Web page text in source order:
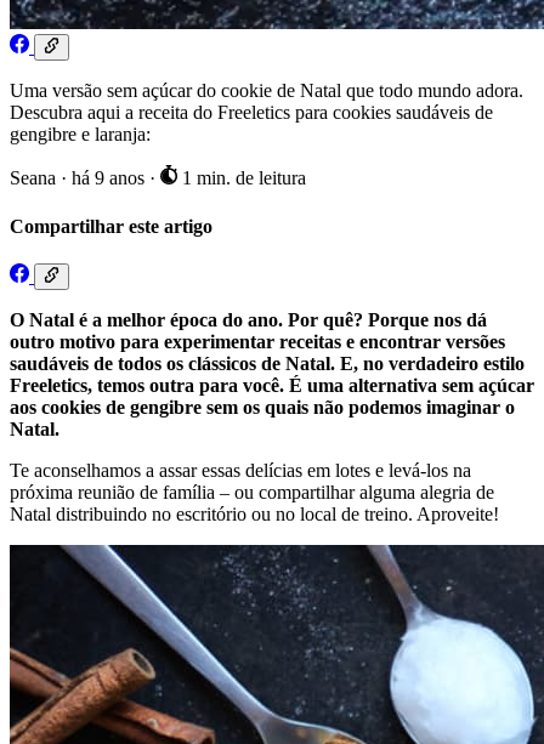
Uma versão sem açúcar do cookie de Natal que todo mundo adora.
Descubra aqui a receita do Freeletics para cookies saudáveis de
gengibre ​​e laranja:
Seana · há 9 anos · 1 min. de leitura
Compartilhar este artigo
O Natal é a melhor época do ano. Por quê? Porque nos dá
outro motivo para experimentar receitas e encontrar versões
saudáveis de todos os clássicos de Natal. E, no verdadeiro estilo
Freeletics, temos outra para você. É uma alternativa sem açúcar
aos cookies de gengibre sem os quais não podemos imaginar o
Natal.
Te aconselhamos a assar essas delícias em lotes e levá-los na
próxima reunião de família – ou compartilhar alguma alegria de
Natal distribuindo no escritório ou no local de treino. Aproveite!